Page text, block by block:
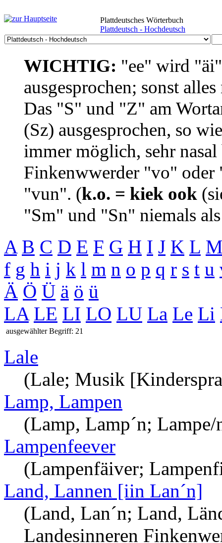
Plattdeutsches Wörterbuch
Plattdeutsch - Hochdeutsch
WICHTIG: "ee" wird
ausgesprochen; sonst
Das "S" und "Z" am
(Sz) ausgesprochen, so
immer möglich, sehr
Finkenwwerder "vo"
"vun". (k.o. = kiek ook
"Sm" und "Sn" niemals
A B C D E F G H I J K L
f g h i j k l m n o p q r s t u
Ä Ö Ü ä ö ü
LA LE LI LO LU La Le Li
ausgewählter Begriff: 21
Lale
(Lale; Musik
Lamp, Lampen
(Lamp, Lamp´n; Lampe/
Lampenfeever
(Lampenfäiver;
Land, Lannen [iin Lan´n]
(Land, Lan´n; Land,
Landesinneren